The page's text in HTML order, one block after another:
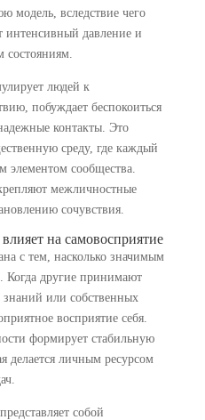
модель, вследствие чего
интенсивный давление и
состояниям.
людей к
побуждает беспокоиться
контакты. Это
среду, где каждый
элементом сообщества.
межличностные
сочувствия.
на самовосприятие
с тем, насколько значимым
Когда другие принимают
или собственных
восприятие себя.
формирует стабильную
делается личным ресурсом
собой